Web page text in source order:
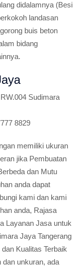
didalamnya (Besi
landasan
buis beton
bidang
Sudimara
8829
memiliki ukuran
jika Pembuatan
dan Mutu
anda dapat
kami dan kami
anda, Rajasa
Layanan Jasa untuk
Jaya Tangerang
Kualitas Terbaik
dan unkuran, ada